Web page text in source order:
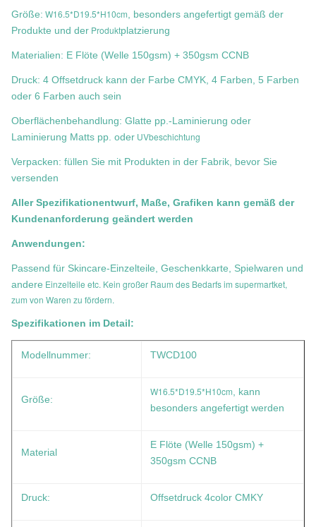
Größe: W16.5*D19.5*H10cm , besonders angefertigt gemäß der
Produkte und der Produktplatzierung
Materialien: E Flöte (Welle 150gsm) + 350gsm CCNB
Druck: 4 Offsetdruck kann der Farbe CMYK, 4 Farben, 5 Farben
oder 6 Farben auch sein
Oberflächenbehandlung: Glatte pp.-Laminierung oder
Laminierung Matts pp. oder UVbeschichtung
Verpacken: füllen Sie mit Produkten in der Fabrik, bevor Sie
versenden
Aller Spezifikationentwurf, Maße, Grafiken kann gemäß der
Kundenanforderung geändert werden
Anwendungen:
Passend für Skincare-Einzelteile, Geschenkkarte, Spielwaren und
andere Einzelteile etc. Kein großer Raum des Bedarfs im supermartket,
zum von Waren zu fördern.
Spezifikationen im Detail:
Modellnummer: TWCD100
Größe:
W16.5*D19.5*H10cm , kann
besonders angefertigt werden
Material
E Flöte (Welle 150gsm) +
350gsm CCNB
Druck: Offsetdruck 4color CMKY